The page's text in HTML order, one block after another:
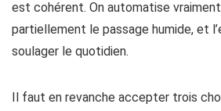
est cohérent. On automatise
partiellement le passage humide, et
soulager le quotidien.
Il faut en revanche accepter trois